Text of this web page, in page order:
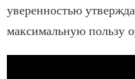
уверенностью
максимальную пользу